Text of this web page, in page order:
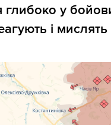
глибоко у
і